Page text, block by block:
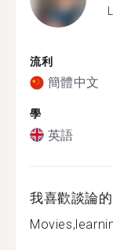
流利
簡體中文
學
英語
我喜歡談論